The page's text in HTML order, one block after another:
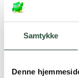
Samtykke
Denne